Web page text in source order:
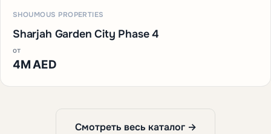
SHOUMOUS PROPERTIES
Sharjah Garden City Phase 4
от
4M AED
Смотреть весь каталог →